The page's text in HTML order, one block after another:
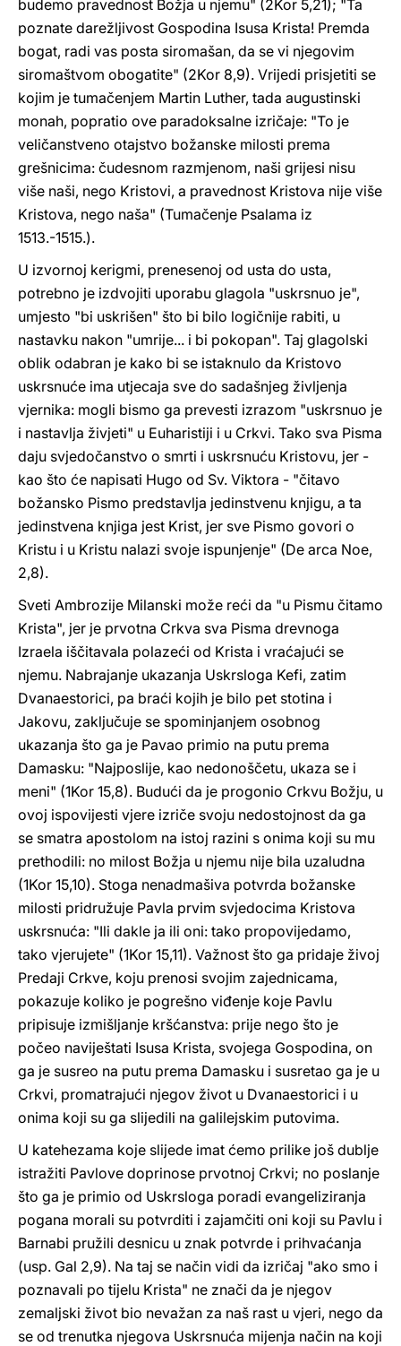
budemo pravednost Božja u njemu" (2Kor 5,21); "Ta
poznate darežljivost Gospodina Isusa Krista! Premda
bogat, radi vas posta siromašan, da se vi njegovim
siromaštvom obogatite" (2Kor 8,9). Vrijedi prisjetiti se
kojim je tumačenjem Martin Luther, tada augustinski
monah, popratio ove paradoksalne izričaje: "To je
veličanstveno otajstvo božanske milosti prema
grešnicima: čudesnom razmjenom, naši grijesi nisu
više naši, nego Kristovi, a pravednost Kristova nije više
Kristova, nego naša" (Tumačenje Psalama iz
1513.-1515.).
U izvornoj kerigmi, prenesenoj od usta do usta,
potrebno je izdvojiti uporabu glagola "uskrsnuo je",
umjesto "bi uskrišen" što bi bilo logičnije rabiti, u
nastavku nakon "umrije... i bi pokopan". Taj glagolski
oblik odabran je kako bi se istaknulo da Kristovo
uskrsnuće ima utjecaja sve do sadašnjeg življenja
vjernika: mogli bismo ga prevesti izrazom "uskrsnuo je
i nastavlja živjeti" u Euharistiji i u Crkvi. Tako sva Pisma
daju svjedočanstvo o smrti i uskrsnuću Kristovu, jer -
kao što će napisati Hugo od Sv. Viktora - "čitavo
božansko Pismo predstavlja jedinstvenu knjigu, a ta
jedinstvena knjiga jest Krist, jer sve Pismo govori o
Kristu i u Kristu nalazi svoje ispunjenje" (De arca Noe,
2,8).
Sveti Ambrozije Milanski može reći da "u Pismu čitamo
Krista", jer je prvotna Crkva sva Pisma drevnoga
Izraela iščitavala polazeći od Krista i vraćajući se
njemu. Nabrajanje ukazanja Uskrsloga Kefi, zatim
Dvanaestorici, pa braći kojih je bilo pet stotina i
Jakovu, zaključuje se spominjanjem osobnog
ukazanja što ga je Pavao primio na putu prema
Damasku: "Najposlije, kao nedonoščetu, ukaza se i
meni" (1Kor 15,8). Budući da je progonio Crkvu Božju, u
ovoj ispovijesti vjere izriče svoju nedostojnost da ga
se smatra apostolom na istoj razini s onima koji su mu
prethodili: no milost Božja u njemu nije bila uzaludna
(1Kor 15,10). Stoga nenadmašiva potvrda božanske
milosti pridružuje Pavla prvim svjedocima Kristova
uskrsnuća: "Ili dakle ja ili oni: tako propovijedamo,
tako vjerujete" (1Kor 15,11). Važnost što ga pridaje živoj
Predaji Crkve, koju prenosi svojim zajednicama,
pokazuje koliko je pogrešno viđenje koje Pavlu
pripisuje izmišljanje kršćanstva: prije nego što je
počeo naviještati Isusa Krista, svojega Gospodina, on
ga je susreo na putu prema Damasku i susretao ga je u
Crkvi, promatrajući njegov život u Dvanaestorici i u
onima koji su ga slijedili na galilejskim putovima.
U katehezama koje slijede imat ćemo prilike još dublje
istražiti Pavlove doprinose prvotnoj Crkvi; no poslanje
što ga je primio od Uskrsloga poradi evangeliziranja
pogana morali su potvrditi i zajamčiti oni koji su Pavlu i
Barnabi pružili desnicu u znak potvrde i prihvaćanja
(usp. Gal 2,9). Na taj se način vidi da izričaj "ako smo i
poznavali po tijelu Krista" ne znači da je njegov
zemaljski život bio nevažan za naš rast u vjeri, nego da
se od trenutka njegova Uskrsnuća mijenja način na koji